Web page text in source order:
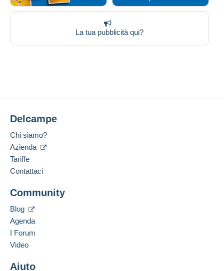
La tua pubblicità qui?
Delcampe
Chi siamo?
Azienda
Tariffe
Contattaci
Community
Blog
Agenda
I Forum
Video
Aiuto